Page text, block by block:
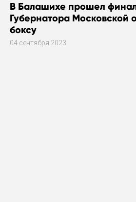
В Балашихе прошел
Губернатора Московской
боксу
04 сентября 2023